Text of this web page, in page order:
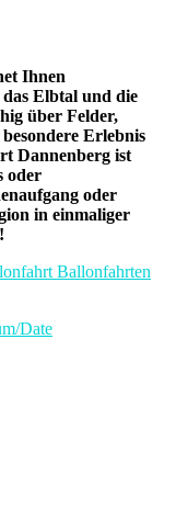
Ihnen
Elbtal und die
über Felder,
Erlebnis
Dannenberg ist
oder
oder
in einmaliger
Date